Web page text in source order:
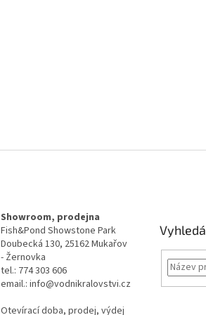
Showroom, prodejna
Fish&Pond Showstone Park
Doubecká 130, 25162 Mukařov
- Žernovka
tel.: 774 303 606
email.: info@vodnikralovstvi.cz
Otevírací doba, prodej, výdej